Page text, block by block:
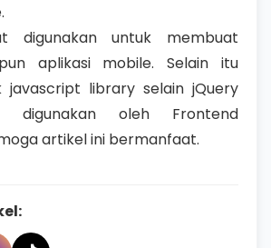
digunakan untuk membuat
aplikasi mobile. Selain itu
javascript library selain jQuery
digunakan oleh Frontend
artikel ini bermanfaat.